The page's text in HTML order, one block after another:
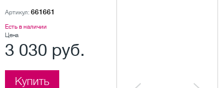
Артикул: 661661
Есть в наличии
Цена
3 030 руб.
Купить